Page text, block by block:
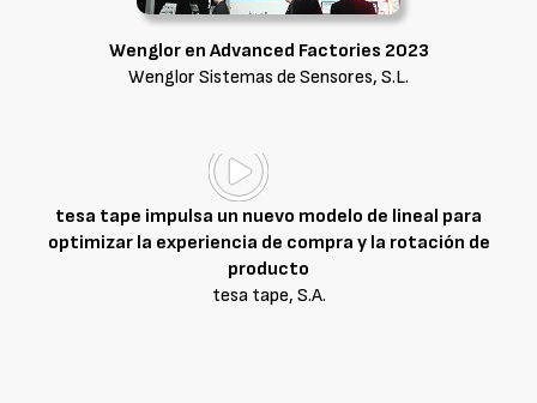
Wenglor en Advanced Factories 2023
Wenglor Sistemas de Sensores, S.L.
tesa tape impulsa un nuevo modelo de lineal para
optimizar la experiencia de compra y la rotación de
producto
tesa tape, S.A.